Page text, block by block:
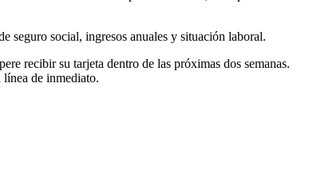
seguro social, ingresos anuales y situación laboral.
recibir su tarjeta dentro de las próximas dos semanas.
línea de inmediato.